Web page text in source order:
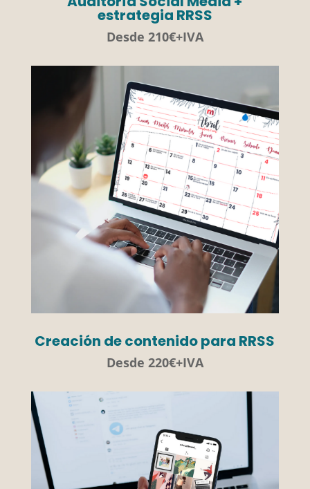
estrategia RRSS
Desde 210€+IVA
Creación de contenido para RRSS
Desde 220€+IVA